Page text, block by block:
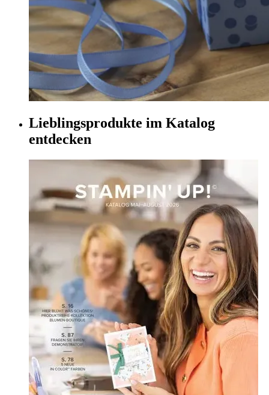
Lieblingsprodukte im Katalog
entdecken